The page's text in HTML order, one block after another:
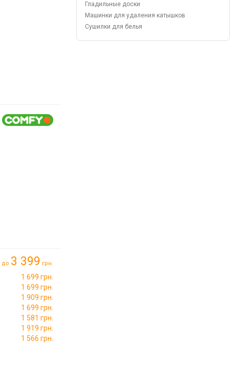
до 3 399 грн.
1 699 грн.
1 699 грн.
1 909 грн.
1 699 грн.
1 581 грн.
1 919 грн.
1 566 грн.
Гладильные доски
Машинки для удаления катышков
Сушилки для белья